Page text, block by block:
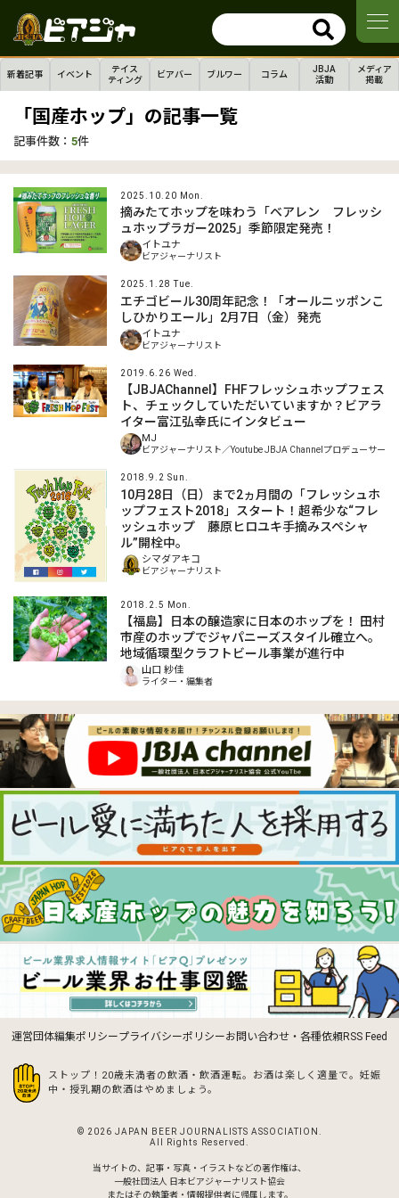
新着記事 イベント
テイス
ティング
ビアバー ブルワー コラム
JBJA
活動
メディア
掲載
「国産ホップ」の記事一覧
記事件数： 5件
2025.10.20 Mon.
摘みたてホップを味わう「ベアレン フレッシ
ュホップラガー2025」季節限定発売！
イトユナ
ビアジャーナリスト
2025.1.28 Tue.
エチゴビール30周年記念！「オールニッポンこ
しひかりエール」2月7日（金）発売
イトユナ
ビアジャーナリスト
2019.6.26 Wed.
【JBJAChannel】FHFフレッシュホップフェス
ト、チェックしていただいていますか？ビアラ
イター富江弘幸氏にインタビュー
MJ
ビアジャーナリスト／Youtube JBJA Channelプロデューサー
2018.9.2 Sun.
10月28日（日）まで2ヵ月間の「フレッシュホ
ップフェスト2018」スタート！超希少な“フレ
ッシュホップ 藤原ヒロユキ手摘みスペシャ
ル”開栓中。
シマダアキコ
ビアジャーナリスト
2018.2.5 Mon.
【福島】日本の醸造家に日本のホップを！ 田村
市産のホップでジャパニーズスタイル確立へ。
地域循環型クラフトビール事業が進行中
山口 紗佳
ライター・編集者
運営団体編集ポリシープライバシーポリシーお問い合わせ・各種依頼RSS Feed
ストップ！20歳未満者の飲酒・飲酒運転。お酒は楽しく適量で。 妊娠
中・授乳期の飲酒はやめましょう。
© 2026 JAPAN BEER JOURNALISTS ASSOCIATION.
All Rights Reserved.
当サイトの、記事・写真・イラストなどの著作権は、
一般社団法人 日本ビアジャーナリスト協会
またはその執筆者・情報提供者に帰属します。